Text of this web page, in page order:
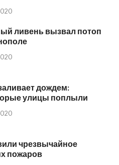
ливень вызвал потоп
дождем:
улицы поплыли
чрезвычайное
пожаров